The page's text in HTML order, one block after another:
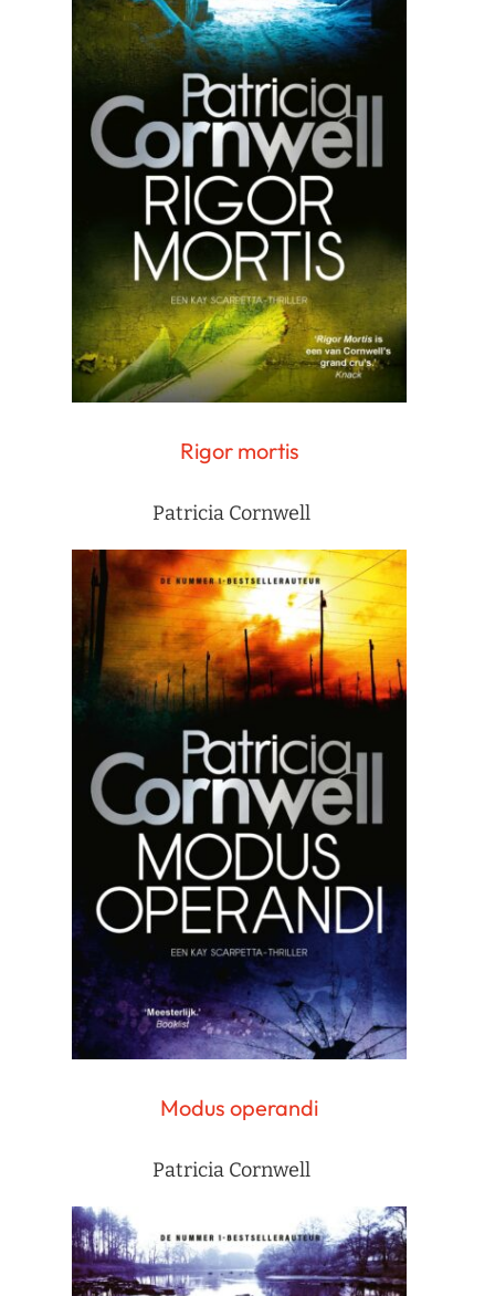
Rigor mortis
Patricia Cornwell
Modus operandi
Patricia Cornwell